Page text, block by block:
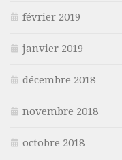
février 2019
janvier 2019
décembre 2018
novembre 2018
octobre 2018